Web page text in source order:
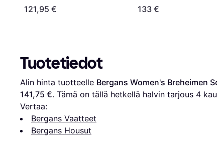
121,95 €
133 €
Tuotetiedot
Alin hinta tuotteelle Bergans Women's Breheimen
141,75 €. Tämä on tällä hetkellä halvin tarjous 4
Vertaa:
Bergans Vaatteet
Bergans Housut